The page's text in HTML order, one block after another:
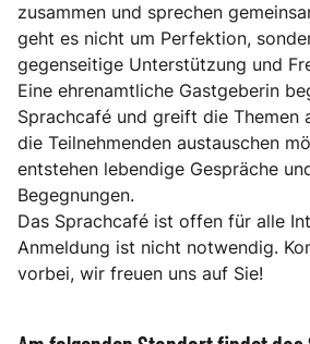
zusammen und sprechen
geht es nicht um Perfektion,
gegenseitige Unterstützung und
Eine ehrenamtliche Gastgeberin
Sprachcafé und greift die Themen
die Teilnehmenden austauschen
entstehen lebendige Gespräche
Begegnungen.
Das Sprachcafé ist offen für alle
Anmeldung ist nicht notwendig.
vorbei, wir freuen uns auf Sie!